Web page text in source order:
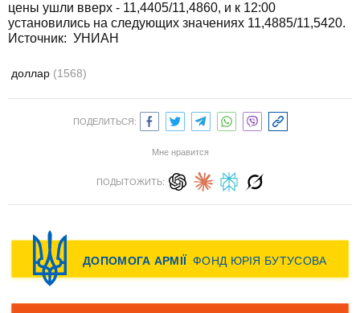
цены ушли вверх - 11,4405/11,4860, и к 12:00
установились на следующих значениях 11,4885/11,5420.
Источник: УНИАН
доллар (1568)
ПОДЕЛИТЬСЯ:
Мне нравится
ПОДЫТОЖИТЬ: